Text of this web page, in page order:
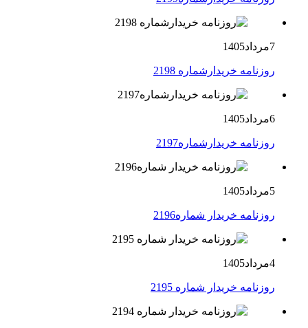
7مرداد1405
روزنامه خریدارشماره 2198
6مرداد1405
روزنامه خریدارشماره2197
5مرداد1405
روزنامه خریدار شماره2196
4مرداد1405
روزنامه خریدار شماره 2195